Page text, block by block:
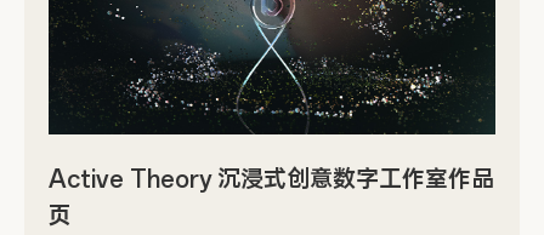
Active Theory 沉浸式创意数字工作室作品
页